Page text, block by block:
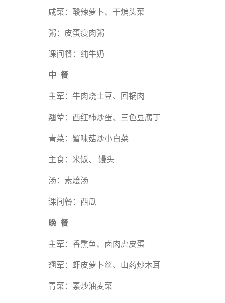
咸菜：酸辣萝卜、干煸头菜
粥：皮蛋瘦肉粥
课间餐：纯牛奶
中 餐
主荤：牛肉烧土豆、回锅肉
翘荤：西红柿炒蛋、三色豆腐丁
青菜：蟹味菇炒小白菜
主食：米饭、 馒头
汤：素烩汤
课间餐：西瓜
晚 餐
主荤：香熏鱼、卤肉虎皮蛋
翘荤：虾皮萝卜丝、山药炒木耳
青菜：素炒油麦菜